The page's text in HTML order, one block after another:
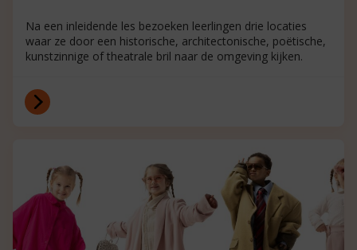
Na een inleidende les bezoeken leerlingen drie locaties
waar ze door een historische, architectonische, poëtische,
kunstzinnige of theatrale bril naar de omgeving kijken.